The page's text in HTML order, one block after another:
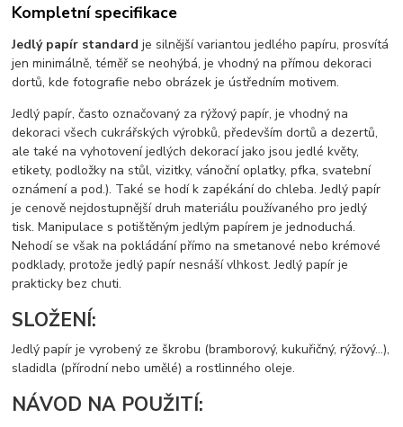
Kompletní specifikace
Jedlý papír standard je silnější variantou jedlého papíru, prosvítá
jen minimálně, téměř se neohýbá, je vhodný na přímou dekoraci
dortů, kde fotografie nebo obrázek je ústředním motivem.
Jedlý papír, často označovaný za rýžový papír, je vhodný na
dekoraci všech cukrářských výrobků, především dortů a dezertů,
ale také na vyhotovení jedlých dekorací jako jsou jedlé květy,
etikety, podložky na stůl, vizitky, vánoční oplatky, pfka, svatební
oznámení a pod.). Také se hodí k zapékání do chleba. Jedlý papír
je cenově nejdostupnější druh materiálu používaného pro jedlý
tisk. Manipulace s potištěným jedlým papírem je jednoduchá.
Nehodí se však na pokládání přímo na smetanové nebo krémové
podklady, protože jedlý papír nesnáší vlhkost. Jedlý papír je
prakticky bez chuti.
SLOŽENÍ:
Jedlý papír je vyrobený ze škrobu (bramborový, kukuřičný, rýžový…),
sladidla (přírodní nebo umělé) a rostlinného oleje.
NÁVOD NA POUŽITÍ: